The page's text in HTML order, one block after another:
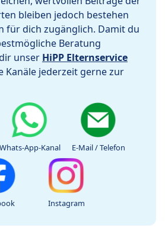
bleiben jedoch bestehen
für dich zugänglich. Damit du
Beratung
unser HiPP Elternservice
Kanäle jederzeit gerne zur
Whats-App-Kanal E-Mail / Telefon
Instagram